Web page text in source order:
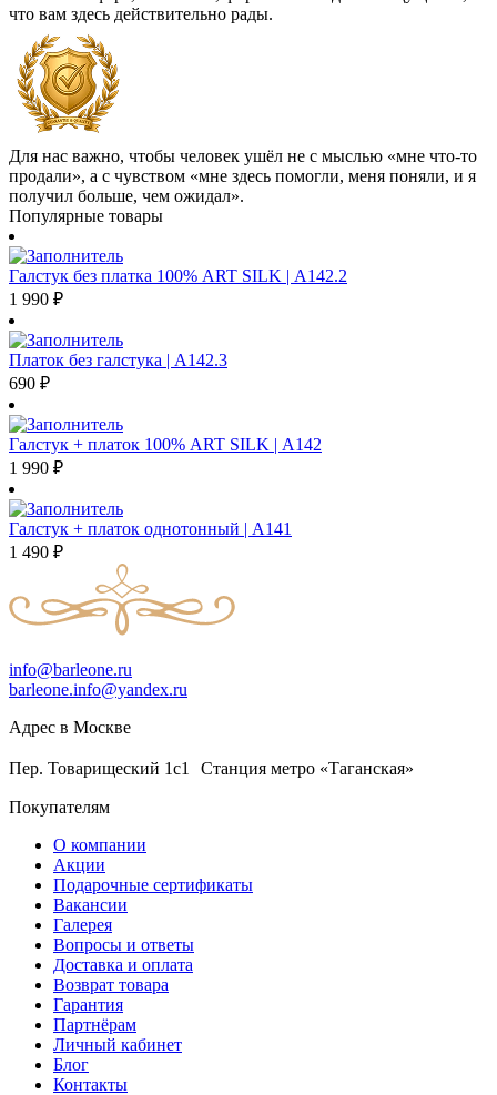
что вам здесь действительно рады.
Для нас важно, чтобы человек ушёл не с мыслью «мне что-то
продали», а с чувством «мне здесь помогли, меня поняли, и я
получил больше, чем ожидал».
Популярные товары
Галстук без платка 100% ART SILK | А142.2
1 990 ₽
Платок без галстука | А142.3
690 ₽
Галстук + платок 100% ART SILK | А142
1 990 ₽
Галстук + платок однотонный | А141
1 490 ₽
info@barleone.ru
barleone.info@yandex.ru
Адрес в Москве
Пер. Товарищеский 1с1 Станция метро «Таганская»
Покупателям
О компании
Акции
Подарочные сертификаты
Вакансии
Галерея
Вопросы и ответы
Доставка и оплата
Возврат товара
Гарантия
Партнёрам
Личный кабинет
Блог
Контакты